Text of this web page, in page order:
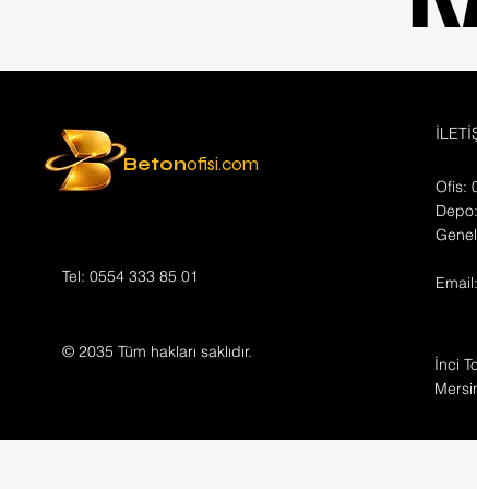
Betonofisi.com
Tel: 0554 333 85 01
© 2035 Tüm hakları saklıdır.
Ofis:
Email:
İnci